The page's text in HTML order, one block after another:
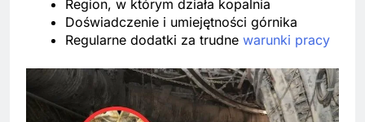
Region, w którym działa kopalnia
Doświadczenie i umiejętności górnika
Regularne dodatki za trudne warunki pracy